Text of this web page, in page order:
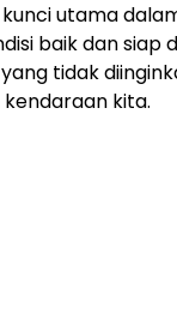
utama
baik dan siap
tidak
kita.